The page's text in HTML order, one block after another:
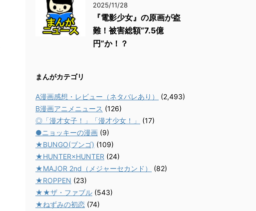
2025/11/28
『電影少女』の原画が盗
難！被害総額“7.5億
円”か！？
まんがカテゴリ
A漫画感想・レビュー（ネタバレあり）
(2,493)
B漫画アニメニュース (126)
◎「漫才女子！」「漫才少女！」
(17)
●ニョッキーの漫画 (9)
★BUNGO(ブンゴ) (109)
★HUNTER×HUNTER (24)
★MAJOR 2nd（メジャーセカンド）
(82)
★ROPPEN (23)
★★ザ・ファブル (543)
★ねずみの初恋 (74)